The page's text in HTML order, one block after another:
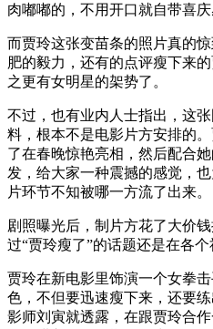
肉嘟嘟的，不用开口就自带喜庆
而贾玲这张变苗条的照片真的
肥的毅力，还有的点评瘦下来
之更有女明星的架势了。
不过，也有业内人士指出，这
料，根本不是电影片方安排的
了在春晚惊艳亮相，然后配合
发，给大家一种震撼的感觉，
片环节不知被哪一方流了出来。
剧照曝光后，制片方花了大价
过“贾玲瘦了”的话题还是在各个
贾玲在新电影里饰演一个女拳
色，不但要迅速瘦下来，还要
影师刘寅就透露，在跟贾玲合